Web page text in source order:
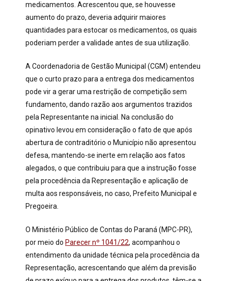
medicamentos. Acrescentou que, se houvesse
aumento do prazo, deveria adquirir maiores
quantidades para estocar os medicamentos, os quais
poderiam perder a validade antes de sua utilização.
A Coordenadoria de Gestão Municipal (CGM) entendeu
que o curto prazo para a entrega dos medicamentos
pode vir a gerar uma restrição de competição sem
fundamento, dando razão aos argumentos trazidos
pela Representante na inicial. Na conclusão do
opinativo levou em consideração o fato de que após
abertura de contraditório o Município não apresentou
defesa, mantendo-se inerte em relação aos fatos
alegados, o que contribuiu para que a instrução fosse
pela procedência da Representação e aplicação de
multa aos responsáveis, no caso, Prefeito Municipal e
Pregoeira.
O Ministério Público de Contas do Paraná (MPC-PR),
por meio do Parecer nº 1041/22, acompanhou o
entendimento da unidade técnica pela procedência da
Representação, acrescentando que além da previsão